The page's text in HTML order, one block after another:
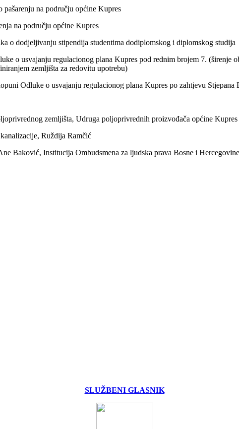
na području općine Kupres
na području općine Kupres
dodjeljivanju stipendija studentima dodiplomskog i diplomskog studija
o usvajanju regulacionog plana Kupres pod rednim brojem 7. (širenje
zemljišta za redovitu upotrebu)
Odluke o usvajanju regulacionog plana Kupres po zahtjevu Stjepana
zemljišta, Udruga poljoprivrednih proizvođača općine Kupres
Ruždija Ramčić
Baković, Institucija Ombudsmena za ljudska prava Bosne i
SLUŽBENI GLASNIK